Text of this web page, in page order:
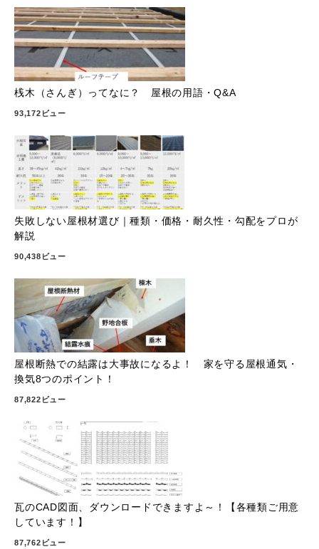
桟木（さんぎ）ってなに？ 屋根の用語・Q&A
93,172ビュー
失敗しない屋根材選び｜種類・価格・耐久性・勾配をプロが
解説
90,438ビュー
屋根断熱での結露は大事故になるよ！ 家を守る屋根通気・
換気8つのポイント！
87,822ビュー
瓦のCAD図面、ダウンロードできますよ～！【各種類ご用意
しています！】
87,762ビュー